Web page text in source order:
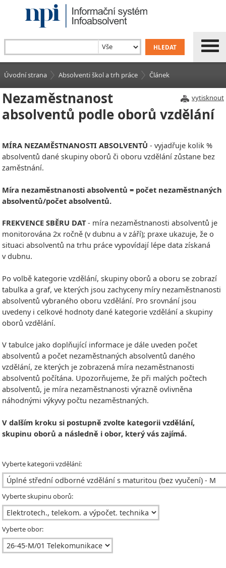
Úvodní strana Absolventi škol a trh práce Článek
vytisknout
Nezaměstnanost
absolventů podle oborů vzdělání
MÍRA NEZAMĚSTNANOSTI ABSOLVENTŮ - vyjadřuje kolik %
absolventů dané skupiny oborů či oboru vzdělání zůstane bez
zaměstnání.
Míra nezaměstnanosti absolventů = počet nezaměstnaných
absolventů/počet absolventů.
FREKVENCE SBĚRU DAT- míra nezaměstnanosti absolventů je
monitorována 2x ročně (v dubnu a v září); praxe ukazuje, že o
situaci absolventů na trhu práce vypovídají lépe data získaná
v dubnu.
Po volbě kategorie vzdělání, skupiny oborů a oboru se zobrazí
tabulka a graf, ve kterých jsou zachyceny míry nezaměstnanosti
absolventů vybraného oboru vzdělání. Pro srovnání jsou
uvedeny i celkové hodnoty dané kategorie vzdělání a skupiny
oborů vzdělání.
V tabulce jako doplňující informace je dále uveden počet
absolventů a počet nezaměstnaných absolventů daného
vzdělání, ze kterých je zobrazená míra nezaměstnanosti
absolventů počítána. Upozorňujeme, že při malých počtech
absolventů, je míra nezaměstnanosti výrazně ovlivněna
náhodnými výkyvy počtu nezaměstnaných.
V dalším kroku si postupně zvolte kategorii vzdělání,
skupinu oborů a následně i obor, který vás zajímá.
Vyberte kategorii vzdělání:
Vyberte skupinu oborů:
Vyberte obor: